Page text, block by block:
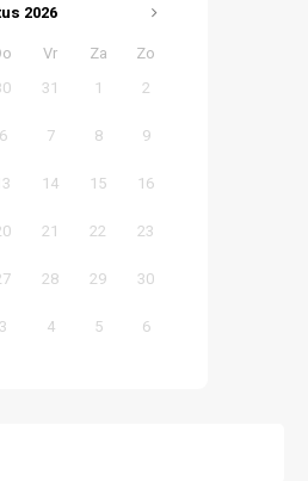
2026
Vr Za
Zo
31 1 2
6 7 8 9
14 15 16
21 22 23
28 29 30
3 4 5 6